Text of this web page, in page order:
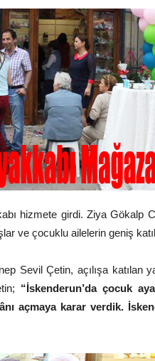
hizmete girdi. Ziya Gökalp
ve çocuklu ailelerin geniş
Sevil Çetin, açılışa katılan
“İskenderun’da çocuk
açmaya karar verdik.